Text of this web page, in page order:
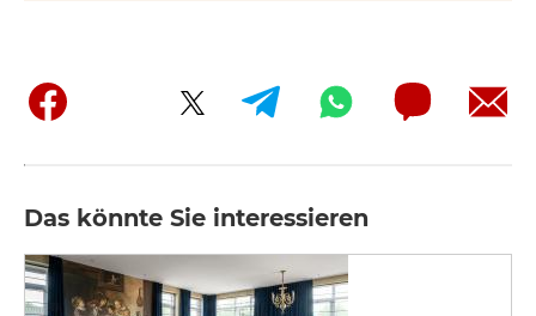
Das könnte Sie interessieren